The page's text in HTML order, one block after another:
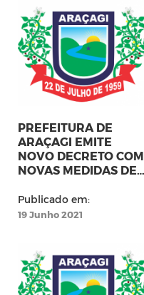
PREFEITURA DE
ARAÇAGI EMITE
NOVO DECRETO COM
NOVAS MEDIDAS DE
CORONAVIRUS
Publicado em:
19 Junho 2021